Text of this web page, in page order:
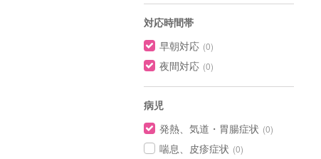
対応時間帯
早朝対応 (0)
夜間対応 (0)
病児
発熱、気道・胃腸症状 (0)
喘息、皮疹症状 (0)